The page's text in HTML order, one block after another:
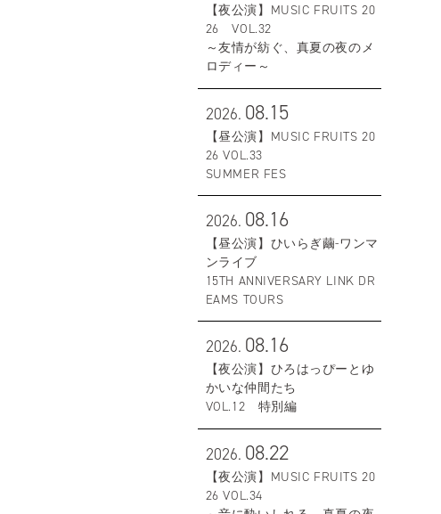
【夜公演】MUSIC FRUITS 20
26 VOL.32
～友情が紡ぐ、真夏の夜のメ
ロディー～
2026. 08.15
【昼公演】MUSIC FRUITS 20
26 VOL.33
SUMMER FES
2026. 08.16
【昼公演】ひいらぎ繭-ワンマ
ンライブ
15TH ANNIVERSARY LINK DR
EAMS TOURS
2026. 08.16
【夜公演】ひろはっぴーとゆ
かいな仲間たち
VOL.12 特別編
2026. 08.22
【夜公演】MUSIC FRUITS 20
26 VOL.34